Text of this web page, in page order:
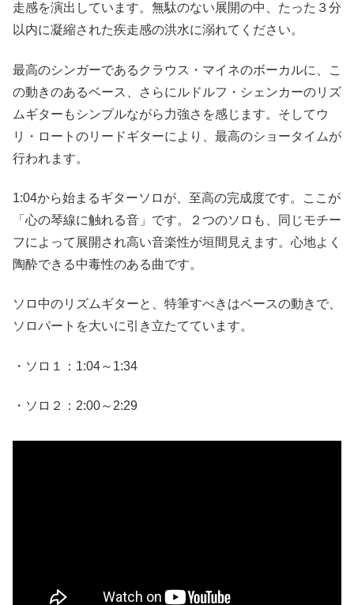
走感を演出しています。無駄のない展開の中、たった３分
以内に凝縮された疾走感の洪水に溺れてください。
最高のシンガーであるクラウス・マイネのボーカルに、こ
の動きのあるベース、さらにルドルフ・シェンカーのリズ
ムギターもシンプルながら力強さを感じます。そしてウ
リ・ロートのリードギターにより、最高のショータイムが
行われます。
1:04から始まるギターソロが、至高の完成度です。ここが
「心の琴線に触れる音」です。２つのソロも、同じモチー
フによって展開され高い音楽性が垣間見えます。心地よく
陶酔できる中毒性のある曲です。
ソロ中のリズムギターと、特筆すべきはベースの動きで、
ソロパートを大いに引き立たてています。
・ソロ１：1:04～1:34
・ソロ２：2:00～2:29